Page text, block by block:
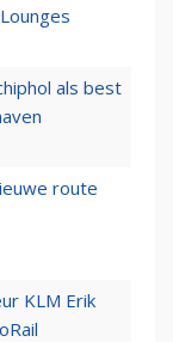
als best
route
KLM Erik